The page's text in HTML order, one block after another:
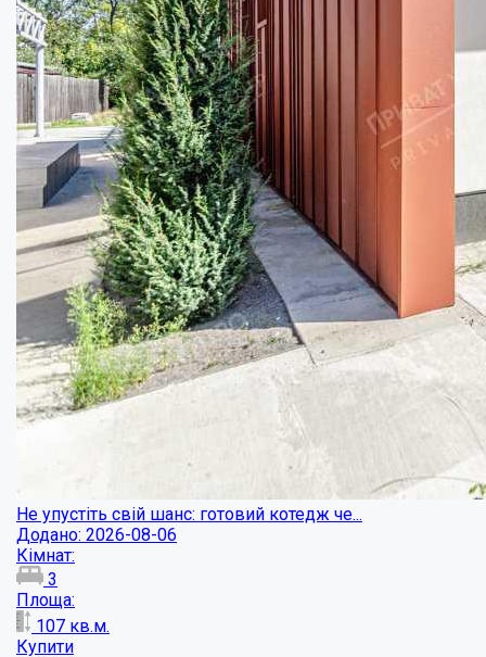
Не упустіть свій шанс: готовий котедж че...
Додано: 2026-08-06
Кімнат:
3
Площа:
107 кв.м.
Купити